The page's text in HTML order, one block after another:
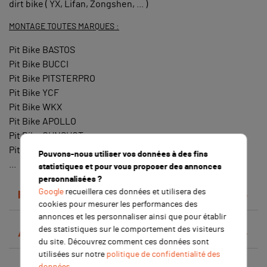
dirt bike ( YX, Lifan, Zongshen, ... )
MONTAGE TOUTES MARQUES :
Pit Bike BASTOS
Pit Bike BUCCI
Pit Bike PITSTERPRO
Pit Bike YCF
Pit Bike WKX
Pit Bike APOLLO
Pit Bike GUNSHOT
Pit Bike CRZ
Détails du produit
Avis clients
Pouvons-nous utiliser vos données à des fins
statistiques et pour vous proposer des annonces
personnalisées ?
Googlerecueillera ces données et utilisera des
cookies pour mesurer les performances des
annonces et les personnaliser ainsi que pour établir
des statistiques sur le comportement des visiteurs
du site. Découvrez comment ces données sont
utilisées sur notre politique de confidentialité des